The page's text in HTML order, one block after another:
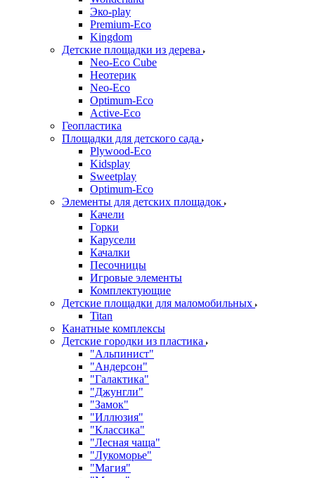
Эко-play
Premium-Eco
Kingdom
Детские площадки из дерева
Neo-Eco Cube
Неотерик
Neo-Eco
Оptimum-Еco
Active-Eco
Геопластика
Площадки для детского сада
Plywood-Eco
Kidsplay
Sweetplay
Оptimum-Еco
Элементы для детских площадок
Качели
Горки
Карусели
Качалки
Песочницы
Игровые элементы
Комплектующие
Детские площадки для маломобильных
Titan
Канатные комплексы
Детские городки из пластика
"Альпинист"
"Андерсон"
"Галактика"
"Джунгли"
"Замок"
"Иллюзия"
"Классика"
"Лесная чаща"
"Лукоморье"
"Магия"